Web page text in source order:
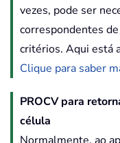
vezes, pode ser
correspondentes
critérios. Aqui está
Clique para saber
PROCV para
célula